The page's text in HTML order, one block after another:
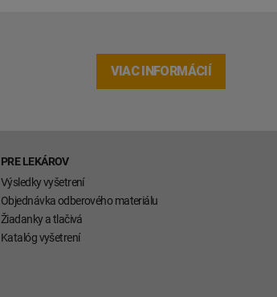
VIAC INFORMÁCIÍ
PRE LEKÁROV
Výsledky vyšetrení
Objednávka odberového materiálu
Žiadanky a tlačivá
Katalóg vyšetrení